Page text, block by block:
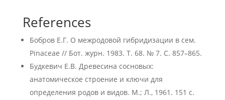
References
Бобров Е.Г. О межродовой гибридизации в сем.
Pinaceae // Бот. журн. 1983. Т. 68. № 7. С. 857–865.
Будкевич Е.В. Древесина сосновых:
анатомическое строение и ключи для
определения родов и видов. М.; Л., 1961. 151 с.